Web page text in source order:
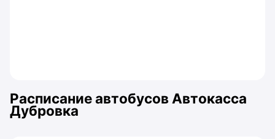
Расписание автобусов Автокасса
Дубровка